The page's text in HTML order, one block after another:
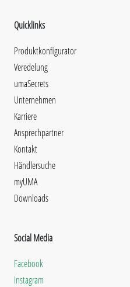
Quicklinks
Produktkonfigurator
Veredelung
umaSecrets
Unternehmen
Karriere
Ansprechpartner
Kontakt
Händlersuche
myUMA
Downloads
Social Media
Facebook
Instagram